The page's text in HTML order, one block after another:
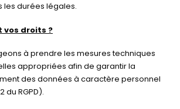
les durées légales.
vos droits ?
à prendre les mesures techniques
appropriées afin de garantir la
des données à caractère personnel
du RGPD).